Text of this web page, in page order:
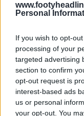
Personal
If you wish to opt-
processing of your
targeted advertising
section to confirm
opt-out request is
interest-based ads
us or personal
your opt-out. You